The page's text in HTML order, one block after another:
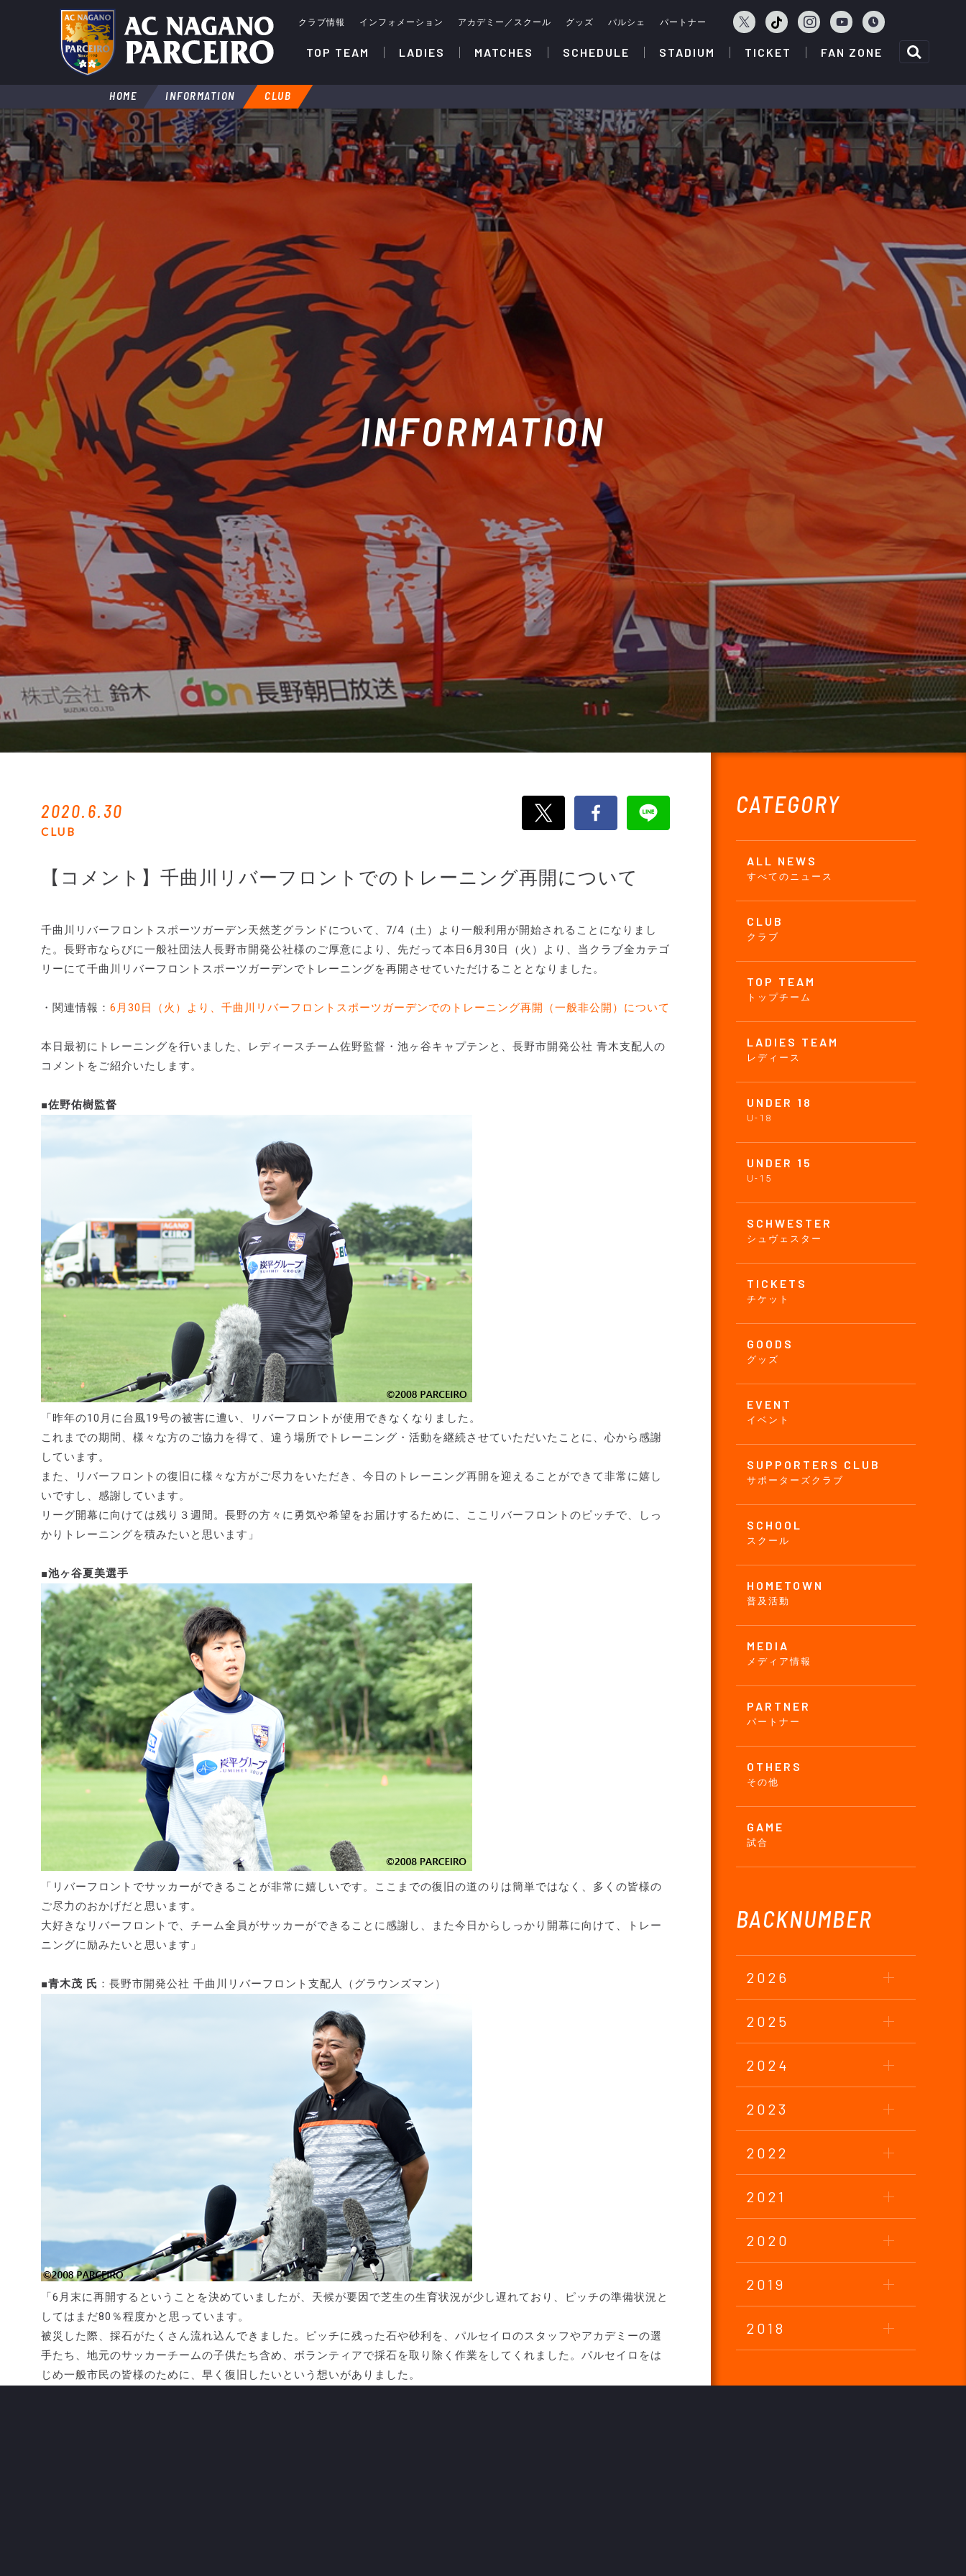
クラブ情報 インフォメーション アカデミー／スクール グッズ パルシェ パートナー
TOP TEAM LADIES MATCHES SCHEDULE STADIUM TICKET FAN ZONE
HOME INFORMATION CLUB
INFORMATION
CATEGORY
ALL NEWS
すべてのニュース
CLUB
クラブ
TOP TEAM
トップチーム
LADIES TEAM
レディース
UNDER 18
U-18
UNDER 15
U-15
SCHWESTER
シュヴェスター
TICKETS
チケット
GOODS
グッズ
EVENT
イベント
SUPPORTERS CLUB
サポーターズクラブ
SCHOOL
スクール
HOMETOWN
普及活動
MEDIA
メディア情報
PARTNER
パートナー
OTHERS
その他
GAME
試合
BACKNUMBER
2026
2025
2024
2023
2022
2021
2020
2019
2018
2020.6.30
CLUB
【コメント】千曲川リバーフロントでのトレーニング再開について
千曲川リバーフロントスポーツガーデン天然芝グランドについて、7/4（土）より一般利用が開始されることになりまし
た。長野市ならびに一般社団法人長野市開発公社様のご厚意により、先だって本日6月30日（火）より、当クラブ全カテゴ
リーにて千曲川リバーフロントスポーツガーデンでトレーニングを再開させていただけることとなりました。
・関連情報： 6月30日（火）より、千曲川リバーフロントスポーツガーデンでのトレーニング再開（一般非公開）について
本日最初にトレーニングを行いました、レディースチーム佐野監督・池ヶ谷キャプテンと、長野市開発公社 青木支配人の
コメントをご紹介いたします。
■佐野佑樹監督
「昨年の10月に台風19号の被害に遭い、リバーフロントが使用できなくなりました。
これまでの期間、様々な方のご協力を得て、違う場所でトレーニング・活動を継続させていただいたことに、心から感謝
しています。
また、リバーフロントの復旧に様々な方がご尽力をいただき、今日のトレーニング再開を迎えることができて非常に嬉し
いですし、感謝しています。
リーグ開幕に向けては残り３週間。長野の方々に勇気や希望をお届けするために、ここリバーフロントのピッチで、しっ
かりトレーニングを積みたいと思います」
■池ヶ谷夏美選手
「リバーフロントでサッカーができることが非常に嬉しいです。ここまでの復旧の道のりは簡単ではなく、多くの皆様の
ご尽力のおかげだと思います。
大好きなリバーフロントで、チーム全員がサッカーができることに感謝し、また今日からしっかり開幕に向けて、トレー
ニングに励みたいと思います」
■青木茂 氏 ：長野市開発公社 千曲川リバーフロント支配人（グラウンズマン）
「6月末に再開するということを決めていましたが、天候が要因で芝生の生育状況が少し遅れており、ピッチの準備状況と
してはまだ80％程度かと思っています。
被災した際、採石がたくさん流れ込んできました。ピッチに残った石や砂利を、パルセイロのスタッフやアカデミーの選
手たち、地元のサッカーチームの子供たち含め、ボランティアで採石を取り除く作業をしてくれました。パルセイロをは
じめ一般市民の皆様のために、早く復旧したいという想いがありました。